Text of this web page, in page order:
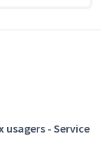
usagers - Service